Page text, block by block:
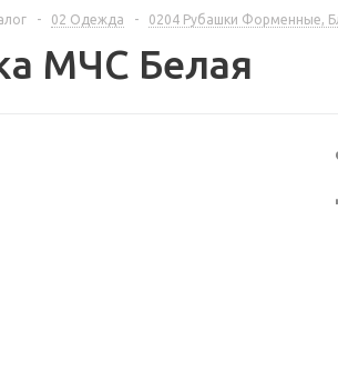
- 02 Одежда - 0204 Рубашки Форменные,
МЧС Белая